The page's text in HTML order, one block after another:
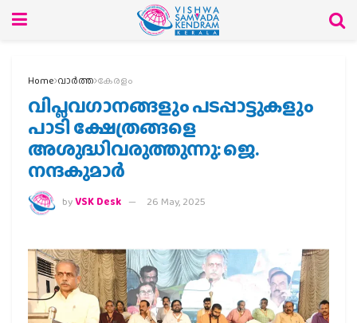
Home വാര്‍ത്ത കേരളം
വിപ്ലവഗാനങ്ങളും പടപ്പാട്ടുകളും
പാടി ക്ഷേത്രങ്ങളെ
അശുദ്ധിവരുത്തുന്നു: ജെ.
നന്ദകുമാര്‍
byVSK Desk 26 May, 2025